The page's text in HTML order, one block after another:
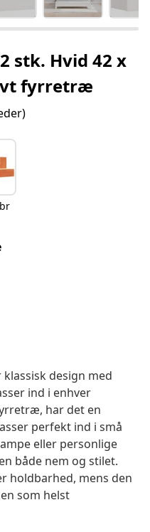
stk. Hvid 42 x
fyrretræ
design med
ind i enhver
har det en
perfekt ind i små
eller personlige
både nem og stilet.
holdbarhed, mens den
som helst